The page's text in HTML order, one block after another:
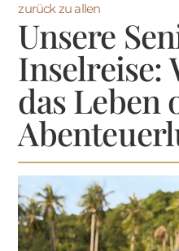
zurück zu allen
Unsere
Inselreise:
das Leben